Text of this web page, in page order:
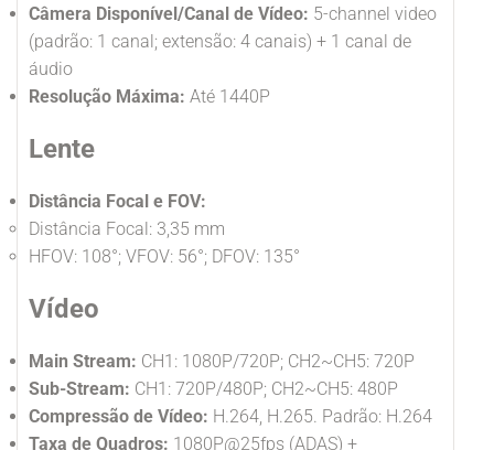
Câmera Disponível/Canal de Vídeo: 5-channel video
(padrão: 1 canal; extensão: 4 canais) + 1 canal de
áudio
Resolução Máxima: Até 1440P
Lente
Distância Focal e FOV:
Distância Focal: 3,35 mm
HFOV: 108°; VFOV: 56°; DFOV: 135°
Vídeo
Main Stream: CH1: 1080P/720P; CH2~CH5: 720P
Sub-Stream: CH1: 720P/480P; CH2~CH5: 480P
Compressão de Vídeo: H.264, H.265. Padrão: H.264
Taxa de Quadros: 1080P@25fps (ADAS) +